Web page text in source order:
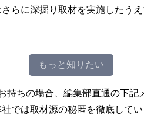
らに深掘り取材を実施したう
もっと知りたい
持ちの場合、編集部直通の下記
では取材源の秘匿を徹底してい